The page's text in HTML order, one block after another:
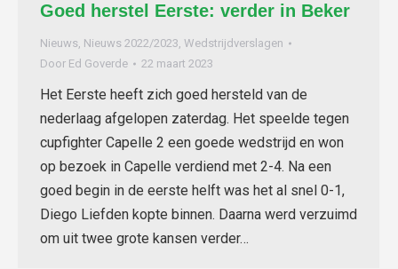
Goed herstel Eerste: verder in Beker
Nieuws, Nieuws 2022/2023, Wedstrijdverslagen
Door Ed Goverde 22 maart 2023
Het Eerste heeft zich goed hersteld van de
nederlaag afgelopen zaterdag. Het speelde tegen
cupfighter Capelle 2 een goede wedstrijd en won
op bezoek in Capelle verdiend met 2-4. Na een
goed begin in de eerste helft was het al snel 0-1,
Diego Liefden kopte binnen. Daarna werd verzuimd
om uit twee grote kansen verder…